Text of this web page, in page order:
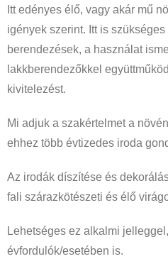
Itt edényes élő, vagy akár mű
igények szerint. Itt is
berendezések, a használat
lakkberendezőkkel
kivitelezést.
Mi adjuk a szakértelmet a
ehhez több évtizedes iroda
Az irodák díszítése és
fali szárazkötészeti és élő
Lehetséges ez alkalmi
évfordulók/esetében is.